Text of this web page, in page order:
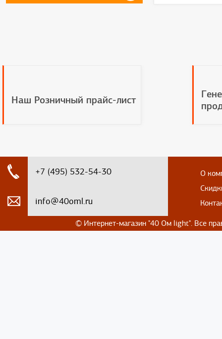
Наш Розничный прайс-лист
+7 (495) 532-54-30
info@40oml.ru
О
© Интернет-магазин "40 Ом light". Все